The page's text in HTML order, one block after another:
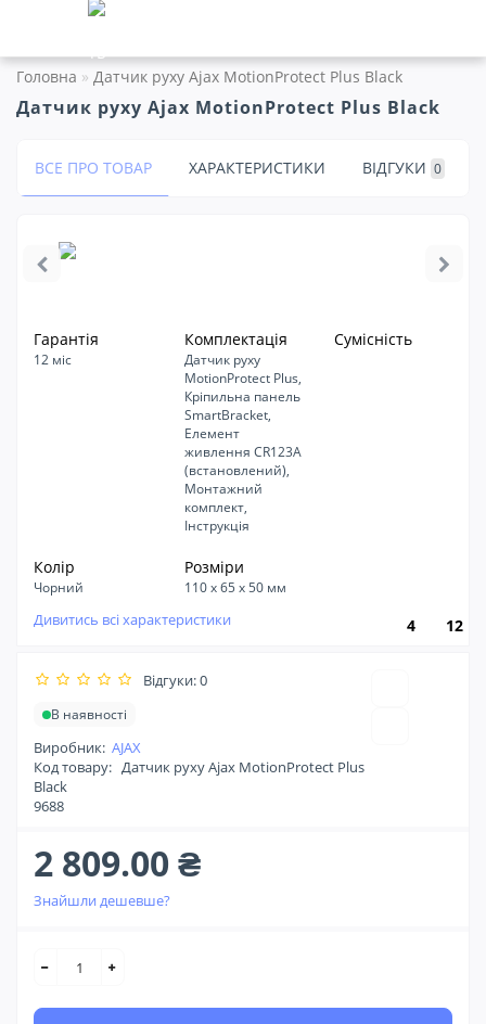
Головна Датчик руху Ajax MotionProtect Plus Black
Датчик руху Ajax MotionProtect Plus Black
ВСЕ ПРО ТОВАР ХАРАКТЕРИСТИКИ ВІДГУКИ 0
4 12
Гарантія
12 міс
Комплектація
Датчик руху
MotionProtect Plus,
Кріпильна панель
SmartBracket,
Елемент
живлення CR123A
(встановлений),
Монтажний
комплект,
Інструкція
Сумісність
Колір
Чорний
Розміри
110 х 65 х 50 мм
Дивитись всі характеристики
Відгуки: 0
В наявності
Виробник: AJAX
Код товару: Датчик руху Ajax MotionProtect Plus
Black
9688
2 809.00 ₴
Знайшли дешевше?